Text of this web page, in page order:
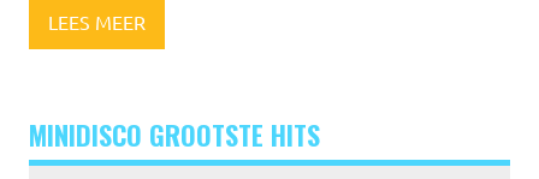
LEES MEER
MINIDISCO GROOTSTE HITS